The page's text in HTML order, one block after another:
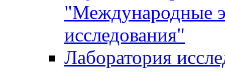
"Международные
исследования"
Лаборатория